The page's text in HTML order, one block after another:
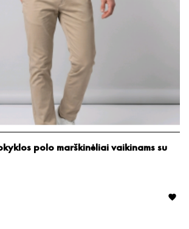
polo marškinėliai vaikinams su
